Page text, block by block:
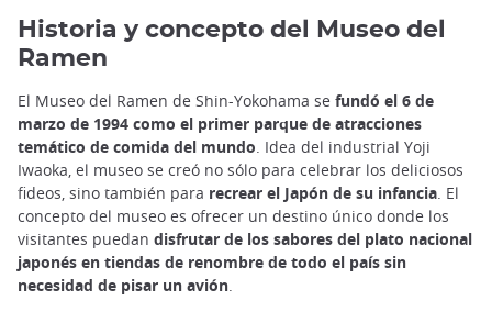
Historia y concepto del Museo del
Ramen
El Museo del Ramen de Shin-Yokohama se fundó el 6 de
marzo de 1994 como el primer parque de atracciones
temático de comida del mundo. Idea del industrial Yoji
Iwaoka, el museo se creó no sólo para celebrar los deliciosos
fideos, sino también para recrear el Japón de su infancia. El
concepto del museo es ofrecer un destino único donde los
visitantes puedan disfrutar de los sabores del plato nacional
japonés en tiendas de renombre de todo el país sin
necesidad de pisar un avión.